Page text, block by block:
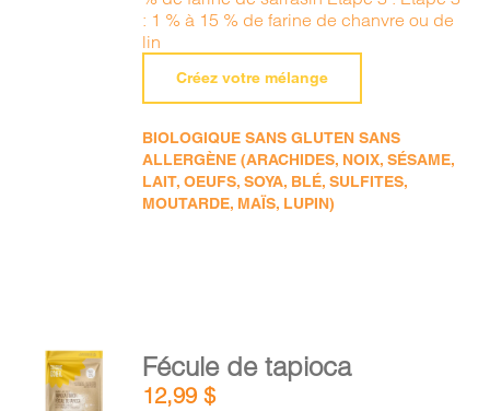
: 1 % à 15 % de farine de chanvre ou de
lin
Créez votre mélange
BIOLOGIQUE SANS GLUTEN SANS
ALLERGÈNE (ARACHIDES, NOIX, SÉSAME,
LAIT, OEUFS, SOYA, BLÉ, SULFITES,
MOUTARDE, MAÏS, LUPIN)
AJOUTER
AU
PANIER
Fécule de tapioca
12,99$